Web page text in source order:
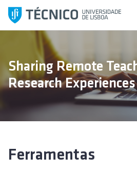
l
p
a
Sharing Remote
Research
Ferramentas